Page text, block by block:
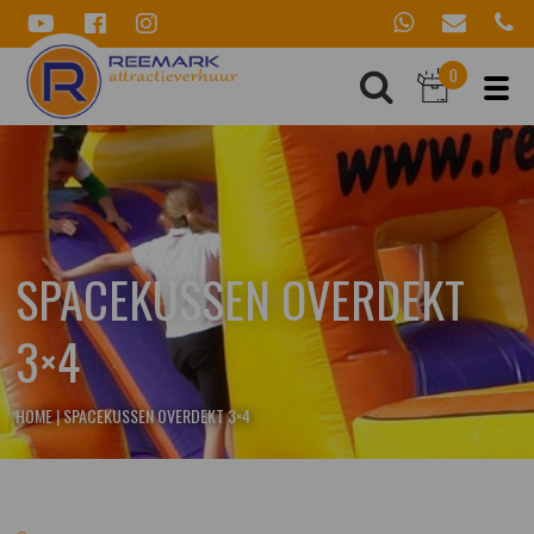
0
SPACEKUSSEN OVERDEKT
3×4
HOME|SPACEKUSSEN OVERDEKT 3×4